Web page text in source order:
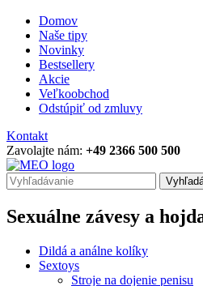
Domov
Naše tipy
Novinky
Bestsellery
Akcie
Veľkoobchod
Odstúpiť od zmluvy
Kontakt
Zavolajte nám: +49 2366 500 500
Sexuálne závesy a
Dildá a análne kolíky
Sextoys
Stroje na dojenie penisu